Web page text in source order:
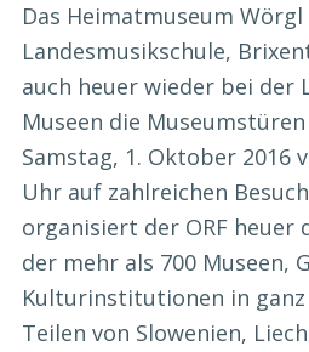
Das Heimatmuseum
Landesmusikschule,
auch heuer wieder bei der
Museen die
Samstag, 1. Oktober 2016
Uhr auf zahlreichen
organisiert der ORF heuer
der mehr als 700 Museen,
Kulturinstitutionen in
Teilen von Slowenien,